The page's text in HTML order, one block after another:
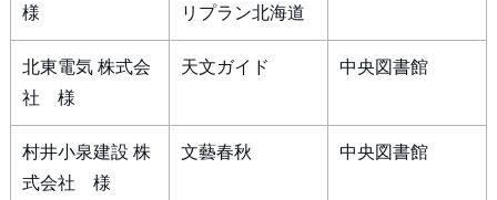
様
リプラン北海道
北東電気 株式会
社 様
天文ガイド 中央図書館
村井小泉建設 株
式会社 様
文藝春秋 中央図書館